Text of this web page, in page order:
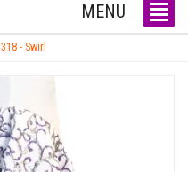
MENU
318 - Swirl